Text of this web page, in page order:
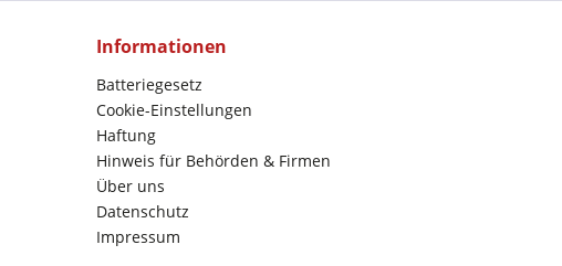
Informationen
Batteriegesetz
Cookie-Einstellungen
Haftung
Hinweis für Behörden & Firmen
Über uns
Datenschutz
Impressum